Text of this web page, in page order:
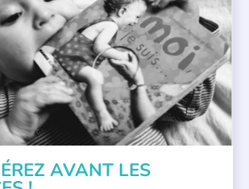
AVANT LES